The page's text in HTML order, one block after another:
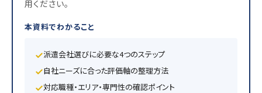
用ください。
本資料でわかること
派遣会社選びに必要な4つのステップ
自社ニーズに合った評価軸の整理方法
対応職種・エリア・専門性の確認ポイント